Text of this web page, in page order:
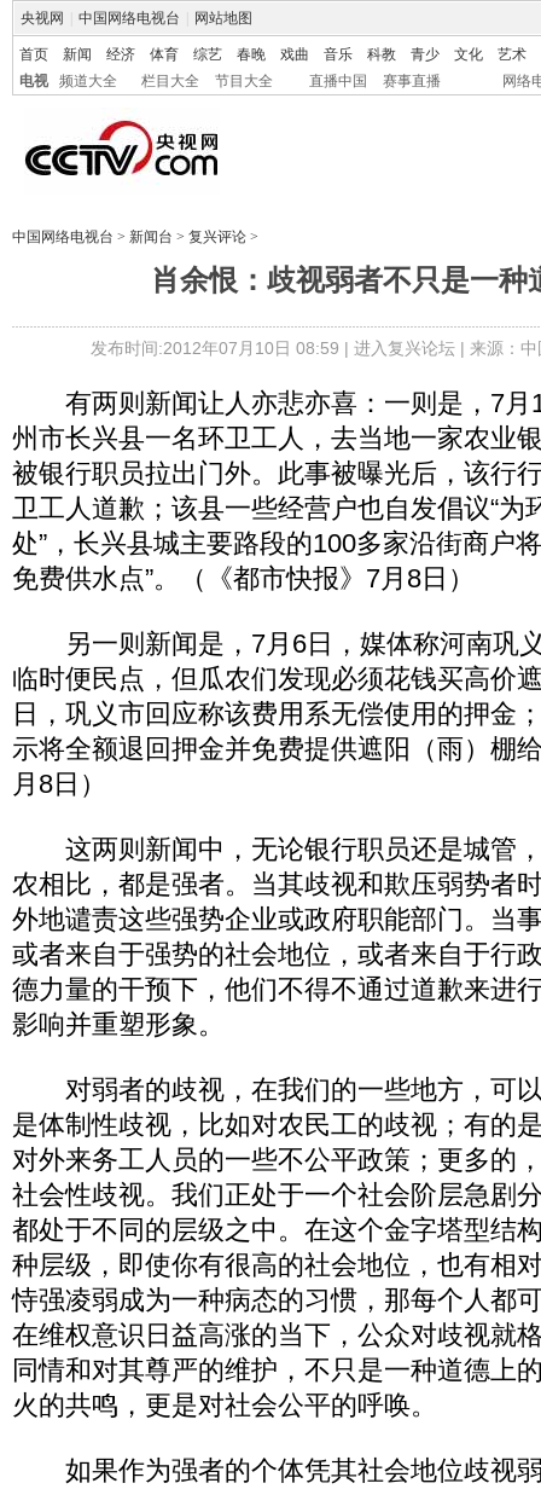
央视网 中国网络电视台 网站地图
首页 新闻 经济 体育 综艺 春晚 戏曲 音乐 科教 青少 文化
艺术
电视
频道大全 栏目大全 节目大全 直播中国 赛事直播 网络
中国网络电视台 > 新闻台 > 复兴评论 >
肖余恨：歧视弱者不只是一种
发布时间:2012年07月10日 08:59 | 进入复兴论坛| 来源：
有两则新闻让人亦悲亦喜：一则是，7月
州市长兴县一名环卫工人，去当地一家农业
被银行职员拉出门外。此事被曝光后，该行
卫工人道歉；该县一些经营户也自发倡议“为
处”，长兴县城主要路段的100多家沿街商户
免费供水点”。（《都市快报》7月8日）
另一则新闻是，7月6日，媒体称河南巩
临时便民点，但瓜农们发现必须花钱买高价
日，巩义市回应称该费用系无偿使用的押金
示将全额退回押金并免费提供遮阳（雨）棚
月8日）
这两则新闻中，无论银行职员还是城管
农相比，都是强者。当其歧视和欺压弱势者
外地谴责这些强势企业或政府职能部门。当
或者来自于强势的社会地位，或者来自于行
德力量的干预下，他们不得不通过道歉来进
影响并重塑形象。
对弱者的歧视，在我们的一些地方，可
是体制性歧视，比如对农民工的歧视；有的
对外来务工人员的一些不公平政策；更多的
社会性歧视。我们正处于一个社会阶层急剧
都处于不同的层级之中。在这个金字塔型结
种层级，即使你有很高的社会地位，也有相
恃强凌弱成为一种病态的习惯，那每个人都
在维权意识日益高涨的当下，公众对歧视就
同情和对其尊严的维护，不只是一种道德上
火的共鸣，更是对社会公平的呼唤。
如果作为强者的个体凭其社会地位歧视